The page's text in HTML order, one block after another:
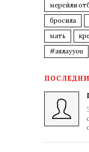
мерейли
бросила
мать
#аялауyou